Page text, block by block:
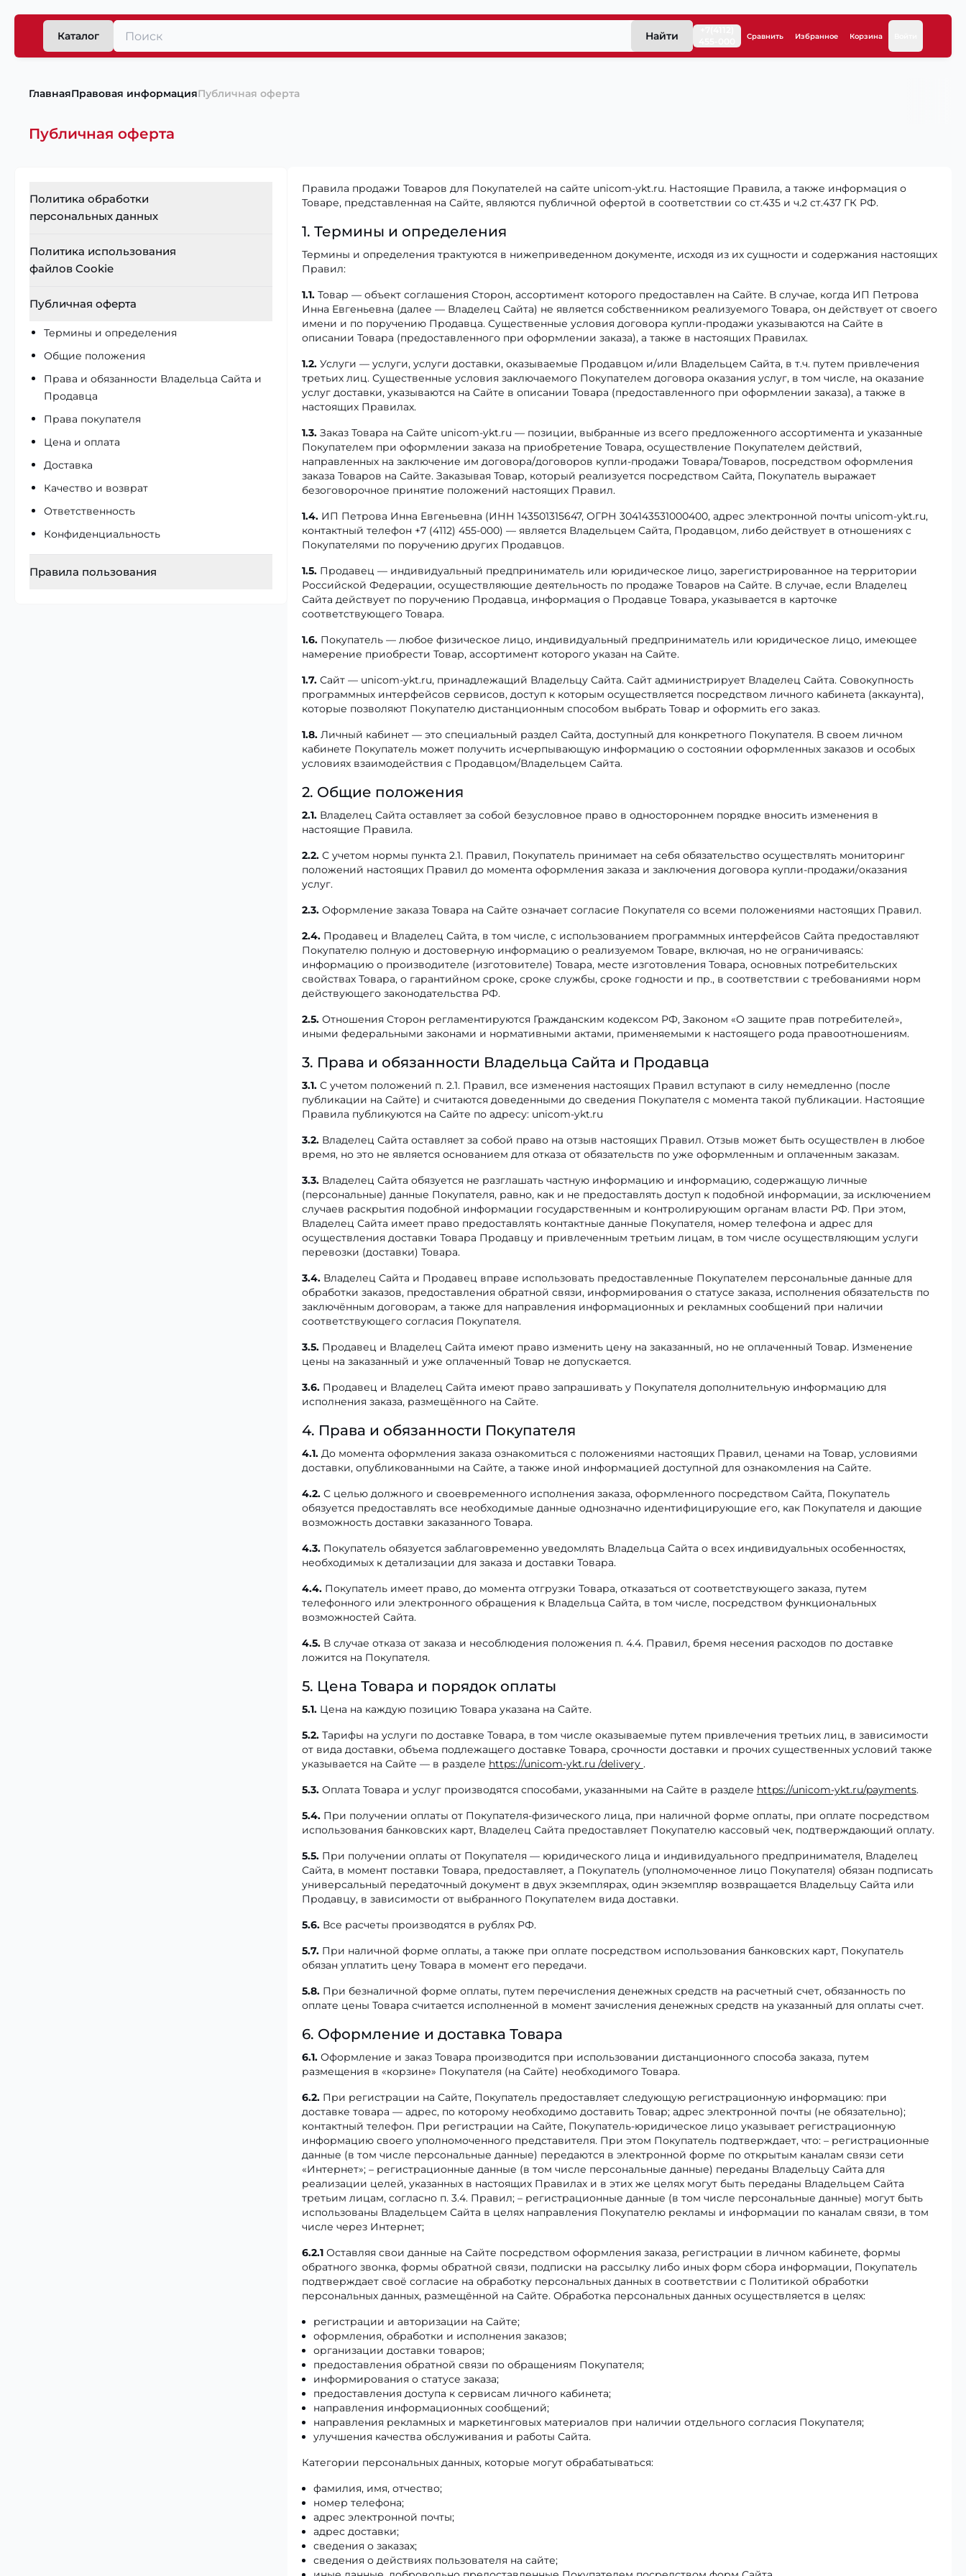
Каталог Найти Сравнить Избранное Корзина
ГлавнаяПравовая информацияПубличная оферта
Публичная оферта
Политика обработки
персональных данных
Определения
персональных данных
Категории персональных данных, цель их
обработки и субъекты
Права субъектов персональных данных
Порядок ответа на запросы субъектов
Политика использования
файлов Cookie
Политика cookie
Рабочие файлы cookie
Ссылочные файлы cookie
Функциональные" файлы cookie
Сторонние файлы cookie
Отключение файлов cookie
Веб-маяки
Обработка данных
Публичная оферта
Термины и определения
Общие положения
Права и обязанности Владельца Сайта и
Продавца
Права покупателя
Цена и оплата
Доставка
Качество и возврат
Ответственность
Конфиденциальность
Правила пользования
Правила продажи Товаров для Покупателей на сайте unicom-ykt.ru. Настоящие Правила, а также информация о
Товаре, представленная на Сайте, являются публичной офертой в соответствии со ст.435 и ч.2 ст.437 ГК РФ.
1. Термины и определения
Термины и определения трактуются в нижеприведенном документе, исходя из их сущности и содержания настоящих
Правил:
1.1.Товар — объект соглашения Сторон, ассортимент которого предоставлен на Сайте. В случае, когда ИП Петрова
Инна Евгеньевна (далее — Владелец Сайта) не является собственником реализуемого Товара, он действует от своего
имени и по поручению Продавца. Существенные условия договора купли-продажи указываются на Сайте в
описании Товара (предоставленного при оформлении заказа), а также в настоящих Правилах.
1.2.Услуги — услуги, услуги доставки, оказываемые Продавцом и/или Владельцем Сайта, в т.ч. путем привлечения
третьих лиц. Существенные условия заключаемого Покупателем договора оказания услуг, в том числе, на оказание
услуг доставки, указываются на Сайте в описании Товара (предоставленного при оформлении заказа), а также в
настоящих Правилах.
1.3.Заказ Товара на Сайте unicom-ykt.ru — позиции, выбранные из всего предложенного ассортимента и указанные
Покупателем при оформлении заказа на приобретение Товара, осуществление Покупателем действий,
направленных на заключение им договора/договоров купли-продажи Товара/Товаров, посредством оформления
заказа Товаров на Сайте. Заказывая Товар, который реализуется посредством Сайта, Покупатель выражает
безоговорочное принятие положений настоящих Правил.
1.4.ИП Петрова Инна Евгеньевна (ИНН 143501315647, ОГРН 304143531000400, адрес электронной почты unicom-ykt.ru,
контактный телефон +7 (4112) 455-000) — является Владельцем Сайта, Продавцом, либо действует в отношениях с
Покупателями по поручению других Продавцов.
1.5.Продавец — индивидуальный предприниматель или юридическое лицо, зарегистрированное на территории
Российской Федерации, осуществляющие деятельность по продаже Товаров на Сайте. В случае, если Владелец
Сайта действует по поручению Продавца, информация о Продавце Товара, указывается в карточке
соответствующего Товара.
1.6.Покупатель — любое физическое лицо, индивидуальный предприниматель или юридическое лицо, имеющее
намерение приобрести Товар, ассортимент которого указан на Сайте.
1.7.Сайт — unicom-ykt.ru, принадлежащий Владельцу Сайта. Сайт администрирует Владелец Сайта. Совокупность
программных интерфейсов сервисов, доступ к которым осуществляется посредством личного кабинета (аккаунта),
которые позволяют Покупателю дистанционным способом выбрать Товар и оформить его заказ.
1.8.Личный кабинет — это специальный раздел Сайта, доступный для конкретного Покупателя. В своем личном
кабинете Покупатель может получить исчерпывающую информацию о состоянии оформленных заказов и особых
условиях взаимодействия с Продавцом/Владельцем Сайта.
2. Общие положения
2.1.Владелец Сайта оставляет за собой безусловное право в одностороннем порядке вносить изменения в
настоящие Правила.
2.2.С учетом нормы пункта 2.1. Правил, Покупатель принимает на себя обязательство осуществлять мониторинг
положений настоящих Правил до момента оформления заказа и заключения договора купли-продажи/оказания
услуг.
2.3.Оформление заказа Товара на Сайте означает согласие Покупателя со всеми положениями настоящих Правил.
2.4.Продавец и Владелец Сайта, в том числе, с использованием программных интерфейсов Сайта предоставляют
Покупателю полную и достоверную информацию о реализуемом Товаре, включая, но не ограничиваясь:
информацию о производителе (изготовителе) Товара, месте изготовления Товара, основных потребительских
свойствах Товара, о гарантийном сроке, сроке службы, сроке годности и пр., в соответствии с требованиями норм
действующего законодательства РФ.
2.5.Отношения Сторон регламентируются Гражданским кодексом РФ, Законом «О защите прав потребителей»,
иными федеральными законами и нормативными актами, применяемыми к настоящего рода правоотношениям.
3. Права и обязанности Владельца Сайта и Продавца
3.1.С учетом положений п. 2.1. Правил, все изменения настоящих Правил вступают в силу немедленно (после
публикации на Сайте) и считаются доведенными до сведения Покупателя с момента такой публикации. Настоящие
Правила публикуются на Сайте по адресу: unicom-ykt.ru
3.2.Владелец Сайта оставляет за собой право на отзыв настоящих Правил. Отзыв может быть осуществлен в любое
время, но это не является основанием для отказа от обязательств по уже оформленным и оплаченным заказам.
3.3.Владелец Сайта обязуется не разглашать частную информацию и информацию, содержащую личные
(персональные) данные Покупателя, равно, как и не предоставлять доступ к подобной информации, за исключением
случаев раскрытия подобной информации государственным и контролирующим органам власти РФ. При этом,
Владелец Сайта имеет право предоставлять контактные данные Покупателя, номер телефона и адрес для
осуществления доставки Товара Продавцу и привлеченным третьим лицам, в том числе осуществляющим услуги
перевозки (доставки) Товара.
3.4.Владелец Сайта и Продавец вправе использовать предоставленные Покупателем персональные данные для
обработки заказов, предоставления обратной связи, информирования о статусе заказа, исполнения обязательств по
заключённым договорам, а также для направления информационных и рекламных сообщений при наличии
соответствующего согласия Покупателя.
3.5.Продавец и Владелец Сайта имеют право изменить цену на заказанный, но не оплаченный Товар. Изменение
цены на заказанный и уже оплаченный Товар не допускается.
3.6.Продавец и Владелец Сайта имеют право запрашивать у Покупателя дополнительную информацию для
исполнения заказа, размещённого на Сайте.
4. Права и обязанности Покупателя
4.1.До момента оформления заказа ознакомиться с положениями настоящих Правил, ценами на Товар, условиями
доставки, опубликованными на Сайте, а также иной информацией доступной для ознакомления на Сайте.
4.2.С целью должного и своевременного исполнения заказа, оформленного посредством Сайта, Покупатель
обязуется предоставлять все необходимые данные однозначно идентифицирующие его, как Покупателя и дающие
возможность доставки заказанного Товара.
4.3.Покупатель обязуется заблаговременно уведомлять Владельца Сайта о всех индивидуальных особенностях,
необходимых к детализации для заказа и доставки Товара.
4.4.Покупатель имеет право, до момента отгрузки Товара, отказаться от соответствующего заказа, путем
телефонного или электронного обращения к Владельца Сайта, в том числе, посредством функциональных
возможностей Сайта.
4.5.В случае отказа от заказа и несоблюдения положения п. 4.4. Правил, бремя несения расходов по доставке
ложится на Покупателя.
5. Цена Товара и порядок оплаты
5.1.Цена на каждую позицию Товара указана на Сайте.
5.2.Тарифы на услуги по доставке Товара, в том числе оказываемые путем привлечения третьих лиц, в зависимости
от вида доставки, объема подлежащего доставке Товара, срочности доставки и прочих существенных условий также
указывается на Сайте — в разделе https://unicom-ykt.ru /delivery .
5.3.Оплата Товара и услуг производятся способами, указанными на Сайте в разделе https://unicom-ykt.ru/payments.
5.4.При получении оплаты от Покупателя-физического лица, при наличной форме оплаты, при оплате посредством
использования банковских карт, Владелец Сайта предоставляет Покупателю кассовый чек, подтверждающий оплату.
5.5.При получении оплаты от Покупателя — юридического лица и индивидуального предпринимателя, Владелец
Сайта, в момент поставки Товара, предоставляет, а Покупатель (уполномоченное лицо Покупателя) обязан подписать
универсальный передаточный документ в двух экземплярах, один экземпляр возвращается Владельцу Сайта или
Продавцу, в зависимости от выбранного Покупателем вида доставки.
5.6.Все расчеты производятся в рублях РФ.
5.7.При наличной форме оплаты, а также при оплате посредством использования банковских карт, Покупатель
обязан уплатить цену Товара в момент его передачи.
5.8.При безналичной форме оплаты, путем перечисления денежных средств на расчетный счет, обязанность по
оплате цены Товара считается исполненной в момент зачисления денежных средств на указанный для оплаты счет.
6. Оформление и доставка Товара
6.1.Оформление и заказ Товара производится при использовании дистанционного способа заказа, путем
размещения в «корзине» Покупателя (на Сайте) необходимого Товара.
6.2.При регистрации на Сайте, Покупатель предоставляет следующую регистрационную информацию: при
доставке товара — адрес, по которому необходимо доставить Товар; адрес электронной почты (не обязательно);
контактный телефон. При регистрации на Сайте, Покупатель-юридическое лицо указывает регистрационную
информацию своего уполномоченного представителя. При этом Покупатель подтверждает, что: – регистрационные
данные (в том числе персональные данные) передаются в электронной форме по открытым каналам связи сети
«Интернет»; – регистрационные данные (в том числе персональные данные) переданы Владельцу Сайта для
реализации целей, указанных в настоящих Правилах и в этих же целях могут быть переданы Владельцем Сайта
третьим лицам, согласно п. 3.4. Правил; – регистрационные данные (в том числе персональные данные) могут быть
использованы Владельцем Сайта в целях направления Покупателю рекламы и информации по каналам связи, в том
числе через Интернет;
6.2.1Оставляя свои данные на Сайте посредством оформления заказа, регистрации в личном кабинете, формы
обратного звонка, формы обратной связи, подписки на рассылку либо иных форм сбора информации, Покупатель
подтверждает своё согласие на обработку персональных данных в соответствии с Политикой обработки
персональных данных, размещённой на Сайте. Обработка персональных данных осуществляется в целях:
регистрации и авторизации на Сайте;
оформления, обработки и исполнения заказов;
организации доставки товаров;
предоставления обратной связи по обращениям Покупателя;
информирования о статусе заказа;
предоставления доступа к сервисам личного кабинета;
направления информационных сообщений;
направления рекламных и маркетинговых материалов при наличии отдельного согласия Покупателя;
улучшения качества обслуживания и работы Сайта.
Категории персональных данных, которые могут обрабатываться:
фамилия, имя, отчество;
номер телефона;
адрес электронной почты;
адрес доставки;
сведения о заказах;
сведения о действиях пользователя на сайте;